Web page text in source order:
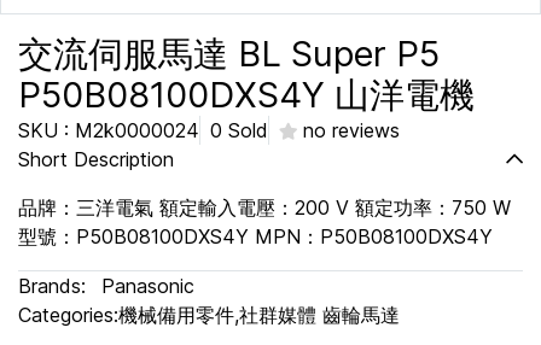
交流伺服馬達 BL Super P5
P50B08100DXS4Y 山洋電機
SKU : M2k0000024 0 Sold
no reviews
Short Description
品牌：三洋電氣 額定輸入電壓：200 V 額定功率：750 W
型號：P50B08100DXS4Y MPN：P50B08100DXS4Y
Brands:
Panasonic
Categories:機械備用零件,社群媒體 齒輪馬達